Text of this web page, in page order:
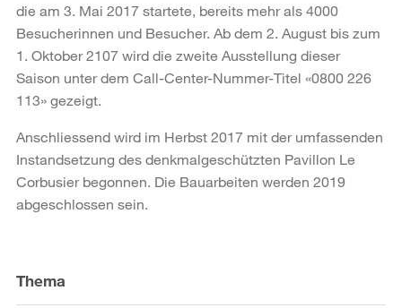
die am 3. Mai 2017 startete, bereits mehr als 4000
Besucherinnen und Besucher. Ab dem 2. August bis zum
1. Oktober 2107 wird die zweite Ausstellung dieser
Saison unter dem Call-Center-Nummer-Titel «0800 226
113» gezeigt.
Anschliessend wird im Herbst 2017 mit der umfassenden
Instandsetzung des denkmalgeschützten Pavillon Le
Corbusier begonnen. Die Bauarbeiten werden 2019
abgeschlossen sein.
Informationen
Thema